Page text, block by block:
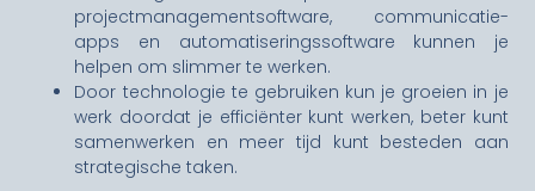
projectmanagementsoftware, communicatie-
apps en automatiseringssoftware kunnen je
helpen om slimmer te werken.
Door technologie te gebruiken kun je groeien in je
werk doordat je efficiënter kunt werken, beter kunt
samenwerken en meer tijd kunt besteden aan
strategische taken.